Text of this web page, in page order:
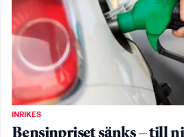
INRIKES